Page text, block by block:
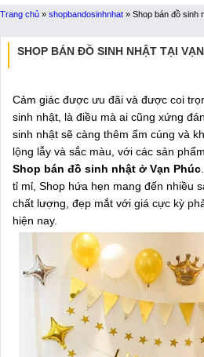
Trang chủ » shopbandosinhnhat » Shop bán đồ sinh
SHOP BÁN ĐỒ SINH NHẬT TẠI
Cảm giác được ưu đãi và được coi
sinh nhật, là điều mà ai cũng xứng
sinh nhật sẽ càng thêm ấm cúng và
lộng lẫy và sắc màu, với các sản
Shop bán đồ sinh nhật ở Vạn Phúc
tỉ mỉ, Shop hứa hẹn mang đến nhiều
chất lượng, đẹp mắt với giá cực kỳ
hiện nay.